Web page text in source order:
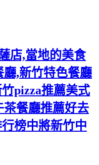
店,當地的美食
,新竹特色餐廳
pizza推薦美式
茶餐廳推薦好去
榜中將新竹中